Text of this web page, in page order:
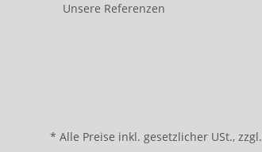
Unsere Referenzen
* Alle Preise inkl. gesetzlicher USt., zzgl.